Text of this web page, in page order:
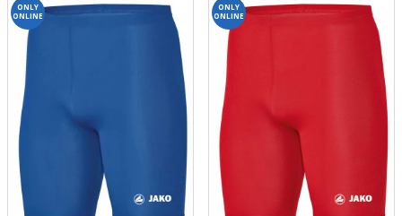
ONLY
ONLINE
ONLY
ONLINE